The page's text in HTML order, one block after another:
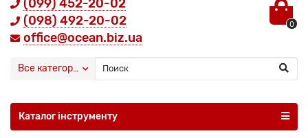
(099) 452-20-02
(098) 492-20-02
office@ocean.biz.ua
0
Все категории
Каталог інструменту